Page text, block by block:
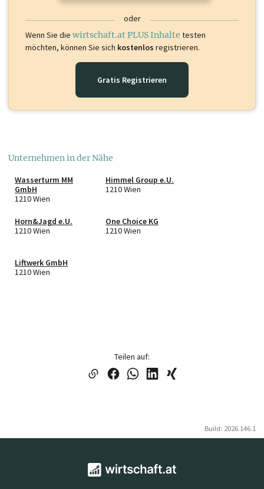
oder
Wenn Sie die wirtschaft.at PLUS Inhalte testen
möchten, können Sie sich kostenlos registrieren.
Gratis Registrieren
Unternehmen in der Nähe
Wasserturm MM
GmbH
1210 Wien
Himmel Group e.U.
1210 Wien
Horn&Jagd e.U.
1210 Wien
One Choice KG
1210 Wien
Liftwerk GmbH
1210 Wien
Teilen auf:
Build: 2026.146.1